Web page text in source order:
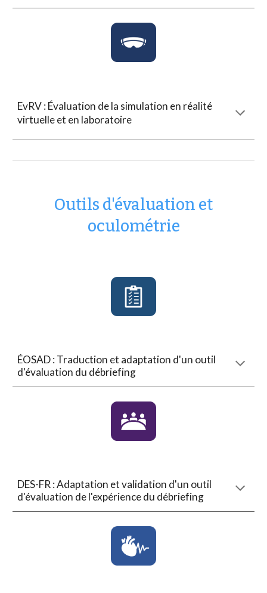
EvRV : Évaluation de la simulation en réalité
virtuelle et en laboratoire
Outils d'évaluation et
oculométrie
ÉOSAD : Traduction et adaptation d'un outil
d'évaluation du débriefing
DES-FR :Adaptation et validation d'un outil
d'évaluation de l'expérience du débriefing